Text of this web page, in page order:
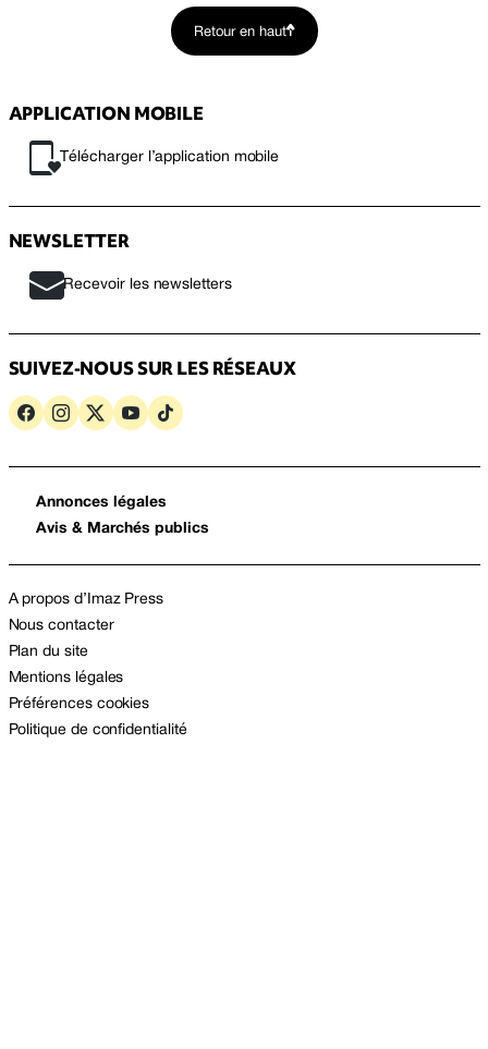
Retour en haut
APPLICATION MOBILE
Télécharger l’application mobile
NEWSLETTER
Recevoir les newsletters
SUIVEZ-NOUS SUR LES RÉSEAUX
Annonces légales
Avis & Marchés publics
A propos d’Imaz Press
Nous contacter
Plan du site
Mentions légales
Préférences cookies
Politique de confidentialité